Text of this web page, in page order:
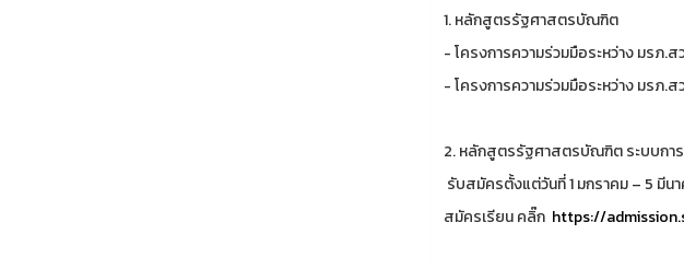
1. หลักสูตรรัฐศาสตรบัณฑิต
- โครงการความร่วมมือระหว่าง มรภ.
- โครงการความร่วมมือระหว่าง มรภ.
2. หลักสูตรรัฐศาสตรบัณฑิต ระบบการ
รับสมัครตั้งแต่วันที่ 1 มกราคม – 5 มีน
สมัครเรียน คลิ๊ก https://